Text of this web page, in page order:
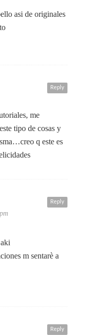
asi de originales
Reply
me
tipo de cosas y
q este es
Reply
m sentarè a
Reply